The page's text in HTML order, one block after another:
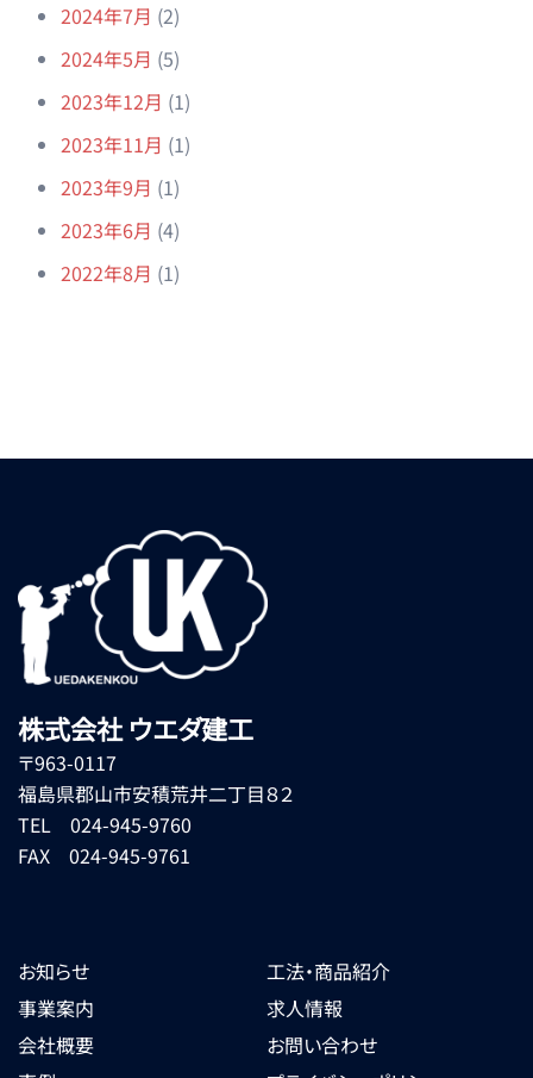
2024年7月 (2)
2024年5月 (5)
2023年12月 (1)
2023年11月 (1)
2023年9月 (1)
2023年6月 (4)
2022年8月 (1)
株式会社 ウエダ建工
〒963-0117
福島県郡山市安積荒井二丁目８２
TEL 024-945-9760
FAX 024-945-9761
お知らせ
工法・商品紹介
事業案内
求人情報
会社概要
お問い合わせ